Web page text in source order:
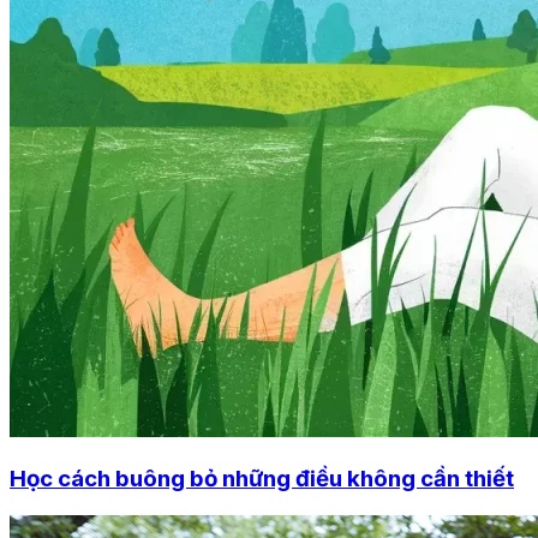
Học cách buông bỏ những điều không cần thiết